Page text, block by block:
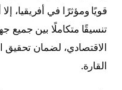
قويًا ومؤثرًا في أفريقيا،
تنسيقًا متكاملًا بين
الاقتصادي، لضمان تحقيق
القارة.